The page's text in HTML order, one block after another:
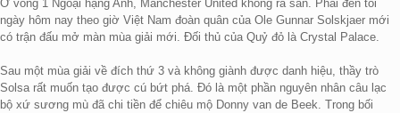
Ở vòng 1 Ngoại hạng Anh, Manchester United không ra sân. Phải đến tối
ngày hôm nay theo giờ Việt Nam đoàn quân của Ole Gunnar Solskjaer mới
có trận đấu mở màn mùa giải mới. Đối thủ của Quỷ đỏ là Crystal Palace.
Sau một mùa giải về đích thứ 3 và không giành được danh hiệu, thầy trò
Solsa rất muốn tạo được cú bứt phá. Đó là một phần nguyên nhân câu lạc
bộ xứ sương mù đã chi tiền để chiêu mộ Donny van de Beek. Trong bối